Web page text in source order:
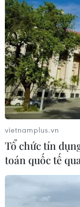
vietnamplus.vn
Tổ chức tín
toán quốc tế